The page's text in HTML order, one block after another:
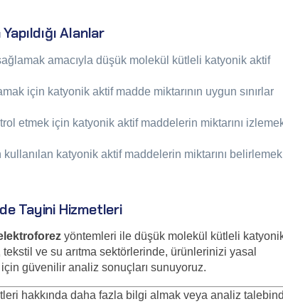
Alanlar
amacıyla düşük molekül kütleli katyonik aktif
için katyonik aktif madde miktarının uygun sınırlar
etmek için katyonik aktif maddelerin miktarını
katyonik aktif maddelerin miktarını belirlemek
Tayini Hizmetleri
yöntemleri ile düşük molekül kütleli
ve su arıtma sektörlerinde, ürünlerinizi yasal
güvenilir analiz sonuçları sunuyoruz.
hakkında daha fazla bilgi almak veya analiz